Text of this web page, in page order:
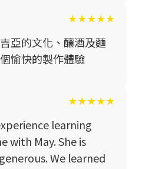
★★★★★
亞的文化、釀酒及麵
愉快的製作體驗
★★★★★
learning
with May. She is
We learned